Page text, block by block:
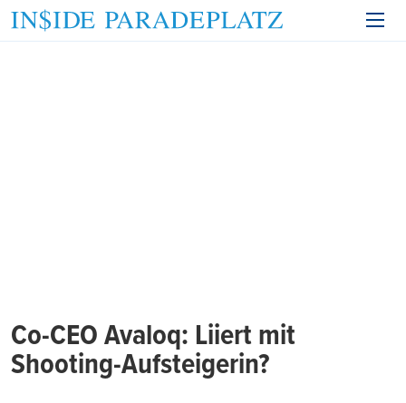
Co-CEO Avaloq: Liiert mit
Shooting-Aufsteigerin?